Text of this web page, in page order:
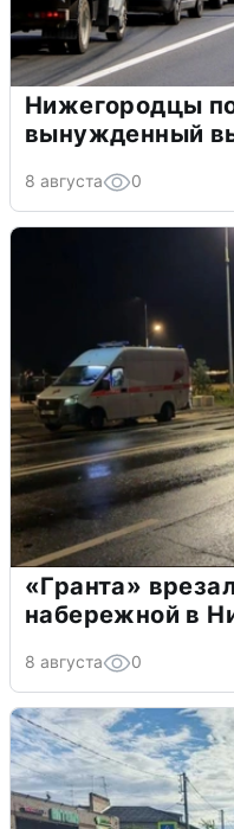
Нижегородцы
вынужденный
8 августа 0
«Гранта»
набережной в
8 августа 0